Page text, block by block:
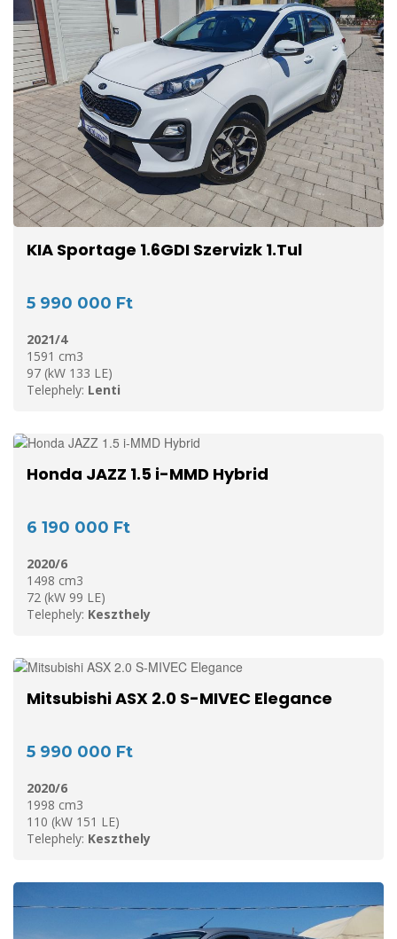
KIA Sportage 1.6GDI Szervizk 1.Tul
5 990 000 Ft
2021/4
1591 cm3
97 (kW 133 LE)
Telephely: Lenti
Honda JAZZ 1.5 i-MMD Hybrid
6 190 000 Ft
2020/6
1498 cm3
72 (kW 99 LE)
Telephely: Keszthely
Mitsubishi ASX 2.0 S-MIVEC Elegance
5 990 000 Ft
2020/6
1998 cm3
110 (kW 151 LE)
Telephely: Keszthely